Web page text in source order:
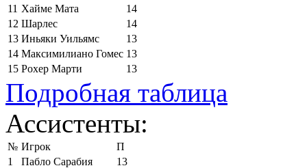
11 Хайме Мата
14
12 Шарлес
14
13 Иньяки Уильямс
13
14 Максимилиано Гомес 13
15 Рохер Марти 13
Подробная таблица
Ассистенты:
№ Игрок
П
1
Пабло Сарабия
13